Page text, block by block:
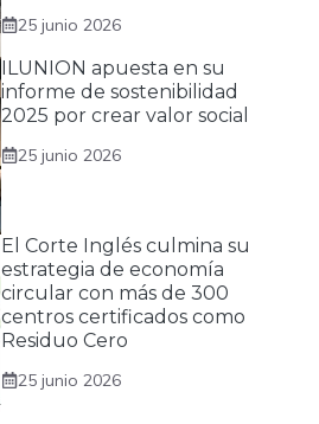
25 junio 2026
ILUNION apuesta en su
informe de sostenibilidad
2025 por crear valor social
25 junio 2026
El Corte Inglés culmina su
estrategia de economía
circular con más de 300
centros certificados como
Residuo Cero
25 junio 2026